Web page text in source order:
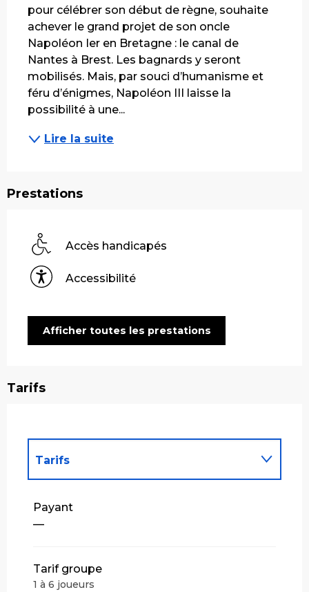
pour célébrer son début de règne, souhaite
achever le grand projet de son oncle
Napoléon Ier en Bretagne : le canal de
Nantes à Brest. Les bagnards y seront
mobilisés. Mais, par souci d’humanisme et
féru d’énigmes, Napoléon III laisse la
possibilité à une...
Lire la suite
Prestations
Accès handicapés
Accessibilité
Afficher toutes les prestations
Tarifs
Tarifs
Tarifs 2027
Payant
—
Tarif groupe
1 à 6 joueurs